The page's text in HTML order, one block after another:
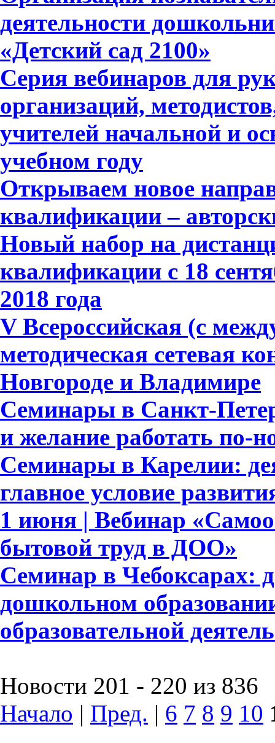
деятельности
«Детский сад 2100»
Серия вебинаров для
организаций,
учителей начальной и
учебном году
Открываем новое
квалификации –
Новый набор на
квалификации с 18
2018 года
V Всероссийская (с
методическая сетевая
Новгороде и Владимире
Семинары в Санкт-
и желание работать по-
Семинары в Карелии:
главное условие
1 июня | Вебинар
бытовой труд в ДОО»
Семинар в Чебоксарах:
дошкольном
образовательной
Новости 201 - 220 из 836
Начало | Пред. | 6 7 8 9 10